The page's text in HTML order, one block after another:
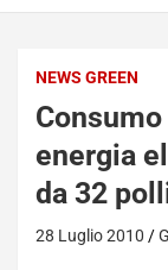
NEWS GREEN
energia
da 32
28 Luglio 2010